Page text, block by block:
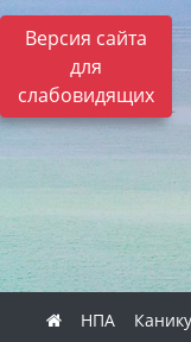
Версия сайта
для
слабовидящих
НПА